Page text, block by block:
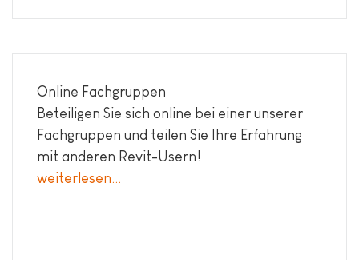
Online Fachgruppen
Beteiligen Sie sich online bei einer unserer
Fachgruppen und teilen Sie Ihre Erfahrung
mit anderen Revit-Usern!
weiterlesen...